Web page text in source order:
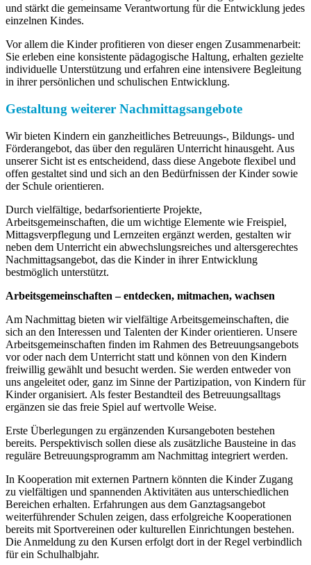
und stärkt die gemeinsame Verantwortung für die Entwicklung jedes
einzelnen Kindes.
Vor allem die Kinder profitieren von dieser engen Zusammenarbeit:
Sie erleben eine konsistente pädagogische Haltung, erhalten gezielte
individuelle Unterstützung und erfahren eine intensivere Begleitung
in ihrer persönlichen und schulischen Entwicklung.
Gestaltung weiterer Nachmittagsangebote
Wir bieten Kindern ein ganzheitliches Betreuungs-, Bildungs- und
Förderangebot, das über den regulären Unterricht hinausgeht. Aus
unserer Sicht ist es entscheidend, dass diese Angebote flexibel und
offen gestaltet sind und sich an den Bedürfnissen der Kinder sowie
der Schule orientieren.
Durch vielfältige, bedarfsorientierte Projekte,
Arbeitsgemeinschaften, die um wichtige Elemente wie Freispiel,
Mittagsverpflegung und Lernzeiten ergänzt werden, gestalten wir
neben dem Unterricht ein abwechslungsreiches und altersgerechtes
Nachmittagsangebot, das die Kinder in ihrer Entwicklung
bestmöglich unterstützt.
Arbeitsgemeinschaften – entdecken, mitmachen, wachsen
Am Nachmittag bieten wir vielfältige Arbeitsgemeinschaften, die
sich an den Interessen und Talenten der Kinder orientieren. Unsere
Arbeitsgemeinschaften finden im Rahmen des Betreuungsangebots
vor oder nach dem Unterricht statt und können von den Kindern
freiwillig gewählt und besucht werden. Sie werden entweder von
uns angeleitet oder, ganz im Sinne der Partizipation, von Kindern für
Kinder organisiert. Als fester Bestandteil des Betreuungsalltags
ergänzen sie das freie Spiel auf wertvolle Weise.
Erste Überlegungen zu ergänzenden Kursangeboten bestehen
bereits. Perspektivisch sollen diese als zusätzliche Bausteine in das
reguläre Betreuungsprogramm am Nachmittag integriert werden.
In Kooperation mit externen Partnern könnten die Kinder Zugang
zu vielfältigen und spannenden Aktivitäten aus unterschiedlichen
Bereichen erhalten. Erfahrungen aus dem Ganztagsangebot
weiterführender Schulen zeigen, dass erfolgreiche Kooperationen
bereits mit Sportvereinen oder kulturellen Einrichtungen bestehen.
Die Anmeldung zu den Kursen erfolgt dort in der Regel verbindlich
für ein Schulhalbjahr.